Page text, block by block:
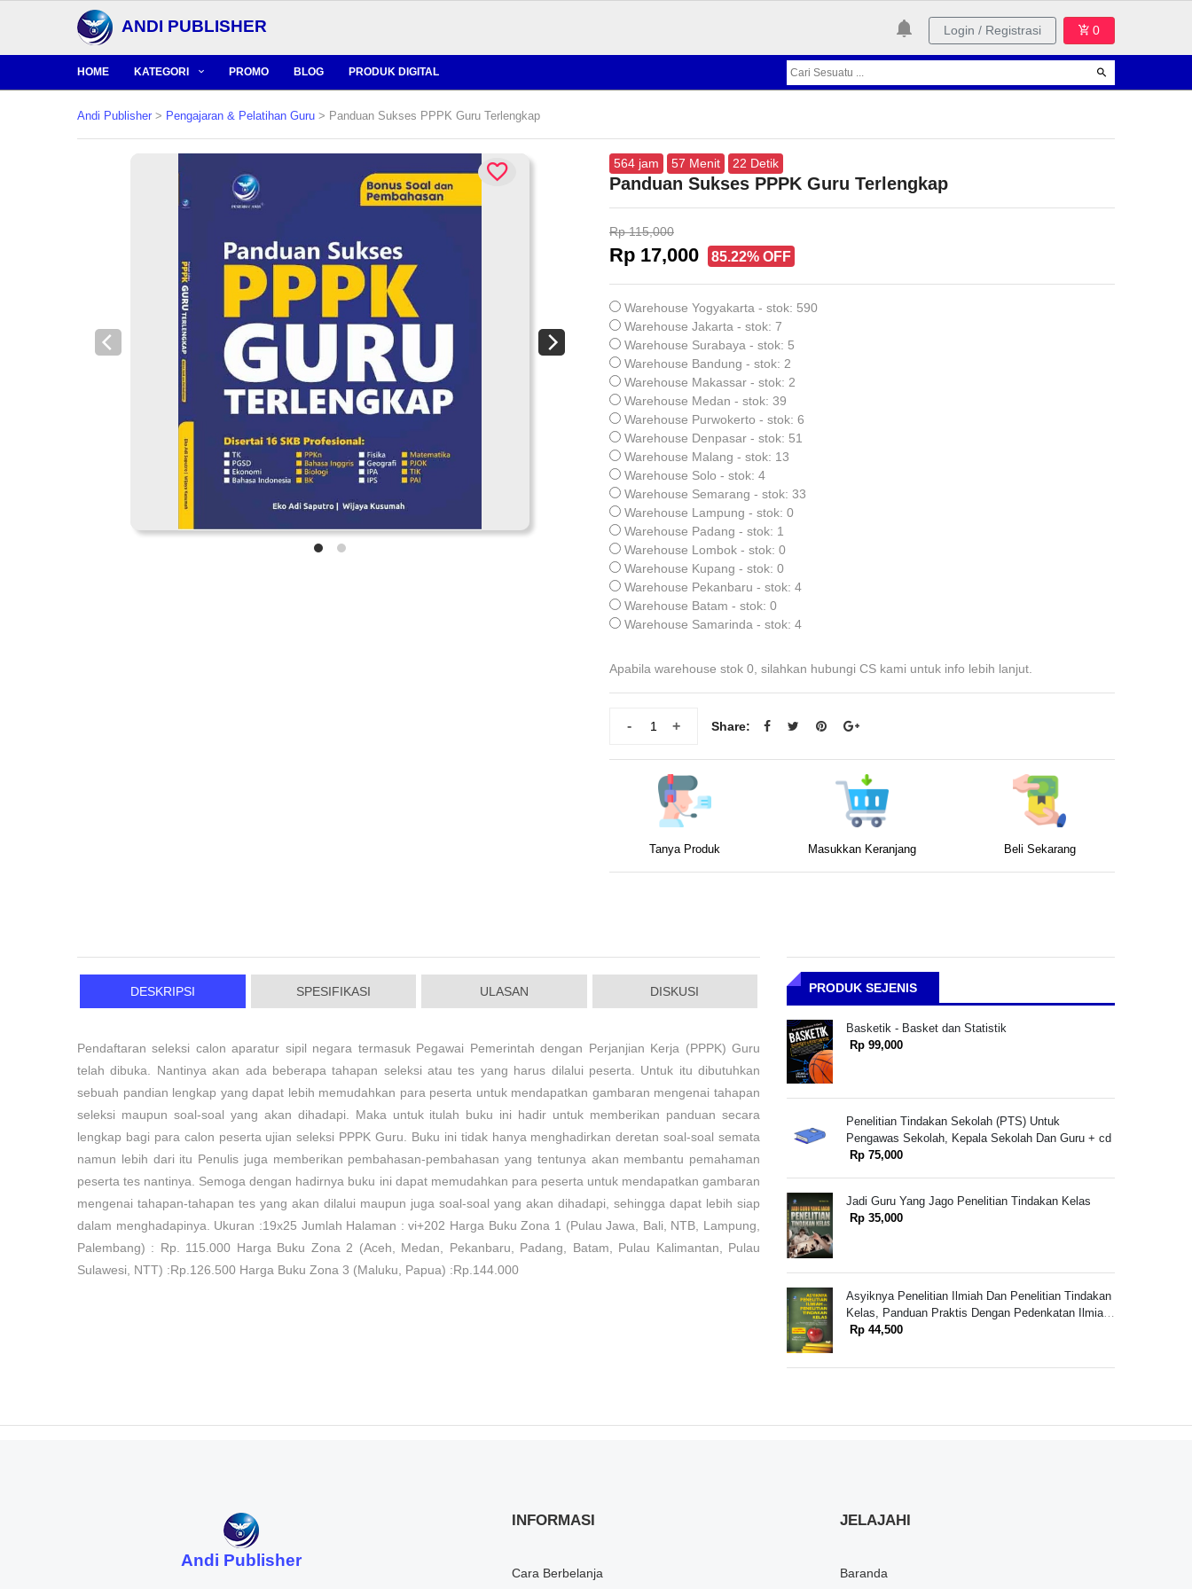
ANDI PUBLISHER Login / Registrasi 0
HOME KATEGORI PROMO BLOG PRODUK DIGITAL
Andi Publisher > Pengajaran & Pelatihan Guru > Panduan Sukses PPPK Guru Terlengkap
564 jam 57 Menit 21 Detik
Panduan Sukses PPPK Guru Terlengkap
Rp 115,000
Rp 17,000 85.22% OFF
Warehouse Yogyakarta - stok: 590
Warehouse Jakarta - stok: 7
Warehouse Surabaya - stok: 5
Warehouse Bandung - stok: 2
Warehouse Makassar - stok: 2
Warehouse Medan - stok: 39
Warehouse Purwokerto - stok: 6
Warehouse Denpasar - stok: 51
Warehouse Malang - stok: 13
Warehouse Solo - stok: 4
Warehouse Semarang - stok: 33
Warehouse Lampung - stok: 0
Warehouse Padang - stok: 1
Warehouse Lombok - stok: 0
Warehouse Kupang - stok: 0
Warehouse Pekanbaru - stok: 4
Warehouse Batam - stok: 0
Warehouse Samarinda - stok: 4
Apabila warehouse stok 0, silahkan hubungi CS kami untuk info lebih lanjut.
+
- Share:
Tanya Produk Masukkan Keranjang Beli Sekarang
DESKRIPSI SPESIFIKASI ULASAN DISKUSI
Pendaftaran seleksi calon aparatur sipil negara termasuk Pegawai Pemerintah dengan Perjanjian Kerja (PPPK) Guru
telah dibuka. Nantinya akan ada beberapa tahapan seleksi atau tes yang harus dilalui peserta. Untuk itu dibutuhkan
sebuah pandian lengkap yang dapat lebih memudahkan para peserta untuk mendapatkan gambaran mengenai tahapan
seleksi maupun soal-soal yang akan dihadapi. Maka untuk itulah buku ini hadir untuk memberikan panduan secara
lengkap bagi para calon peserta ujian seleksi PPPK Guru. Buku ini tidak hanya menghadirkan deretan soal-soal semata
namun lebih dari itu Penulis juga memberikan pembahasan-pembahasan yang tentunya akan membantu pemahaman
peserta tes nantinya. Semoga dengan hadirnya buku ini dapat memudahkan para peserta untuk mendapatkan gambaran
mengenai tahapan-tahapan tes yang akan dilalui maupun juga soal-soal yang akan dihadapi, sehingga dapat lebih siap
dalam menghadapinya. Ukuran :19x25 Jumlah Halaman : vi+202 Harga Buku Zona 1 (Pulau Jawa, Bali, NTB, Lampung,
Palembang) : Rp. 115.000 Harga Buku Zona 2 (Aceh, Medan, Pekanbaru, Padang, Batam, Pulau Kalimantan, Pulau
Sulawesi, NTT) :Rp.126.500 Harga Buku Zona 3 (Maluku, Papua) :Rp.144.000
PRODUK SEJENIS
Basketik - Basket dan Statistik
Rp 99,000
Penelitian Tindakan Sekolah (PTS) Untuk
Pengawas Sekolah, Kepala Sekolah Dan Guru + cd
Rp 75,000
Jadi Guru Yang Jago Penelitian Tindakan Kelas
Rp 35,000
Asyiknya Penelitian Ilmiah Dan Penelitian Tindakan
Kelas, Panduan Praktis Dengan Pedenkatan Ilmiah
Untuk Melakukan Transformasi Pembelajaran Untuk
Rp 44,500
Andi Publisher
INFORMASI
Cara Berbelanja
JELAJAHI
Baranda